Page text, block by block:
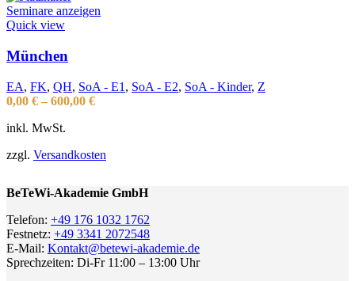
Seminare anzeigen
Quick view
München
EA, FK, QH, SoA - E1 , SoA - E2, SoA - Kinder, Z
0,00 € – 600,00 €
inkl. MwSt.
zzgl. Versandkosten
BeTeWi-Akademie GmbH
Telefon: +49 176 1032 1762
Festnetz: +49 3341 2072548
E-Mail: Kontakt@betewi-akademie.de
Sprechzeiten: Di-Fr 11:00 – 13:00 Uhr